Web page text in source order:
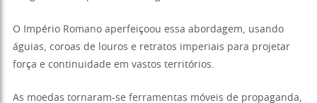
O Império Romano aperfeiçoou essa abordagem, usando
águias, coroas de louros e retratos imperiais para projetar
força e continuidade em vastos territórios.
As moedas tornaram-se ferramentas móveis de propaganda,